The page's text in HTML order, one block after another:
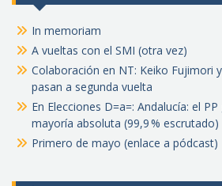
In memoriam
A vueltas con el SMI (otra vez)
Colaboración en NT: Keiko Fujimori
pasan a segunda vuelta
En Elecciones D=a=: Andalucía: el
mayoría absoluta (99,9 % escrutado)
Primero de mayo (enlace a pódcast)